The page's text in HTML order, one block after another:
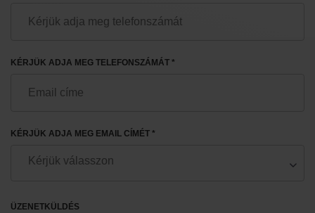
KÉRJÜK ADJA MEG TELEFONSZÁMÁT *
KÉRJÜK ADJA MEG EMAIL CÍMÉT *
ÜZENETKÜLDÉS